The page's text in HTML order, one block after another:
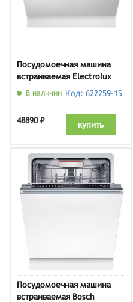
Посудомоечная машина
встраиваемая Electrolux
ESL2500RO
В наличии Код: 622259-1S
48890 ₽ купить
Посудомоечная машина
встраиваемая Bosch